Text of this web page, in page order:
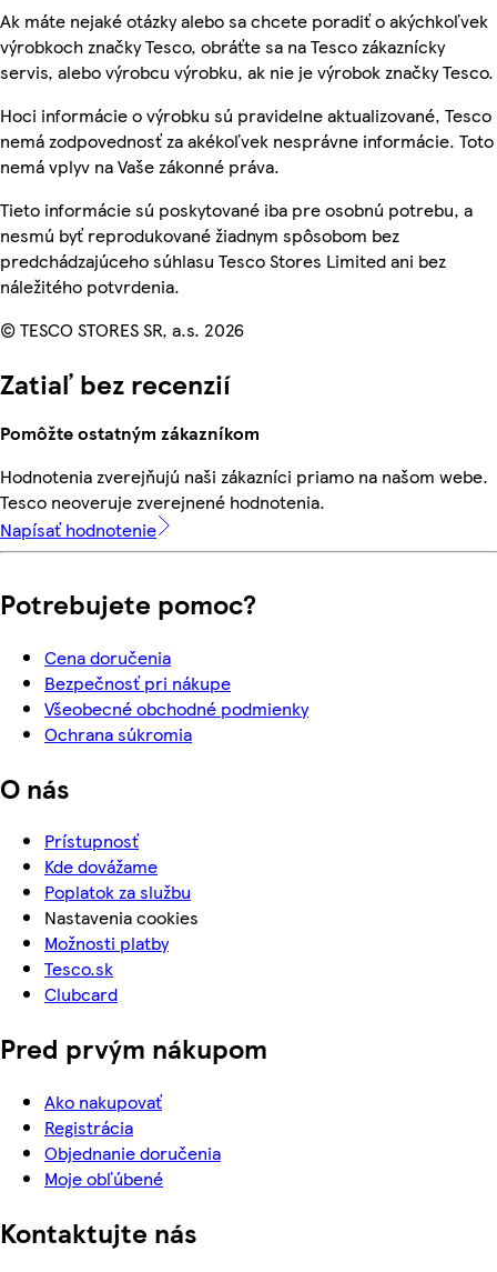
Ak máte nejaké otázky alebo sa chcete poradiť o akýchkoľvek
výrobkoch značky Tesco, obráťte sa na Tesco zákaznícky
servis, alebo výrobcu výrobku, ak nie je výrobok značky Tesco.
Hoci informácie o výrobku sú pravidelne aktualizované, Tesco
nemá zodpovednosť za akékoľvek nesprávne informácie. Toto
nemá vplyv na Vaše zákonné práva.
Tieto informácie sú poskytované iba pre osobnú potrebu, a
nesmú byť reprodukované žiadnym spôsobom bez
predchádzajúceho súhlasu Tesco Stores Limited ani bez
náležitého potvrdenia.
© TESCO STORES SR, a.s. 2026
Zatiaľ bez recenzií
Pomôžte ostatným zákazníkom
Hodnotenia zverejňujú naši zákazníci priamo na našom webe.
Tesco neoveruje zverejnené hodnotenia.
Napísať hodnotenie
Potrebujete pomoc?
Cena doručenia
Bezpečnosť pri nákupe
Všeobecné obchodné podmienky
Ochrana súkromia
O nás
Prístupnosť
Kde dovážame
Poplatok za službu
Nastavenia cookies
Možnosti platby
Tesco.sk
Clubcard
Pred prvým nákupom
Ako nakupovať
Registrácia
Objednanie doručenia
Moje obľúbené
Kontaktujte nás